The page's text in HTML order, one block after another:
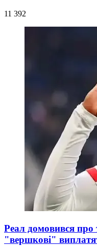
11 392
Реал домовився про
"вершкові"